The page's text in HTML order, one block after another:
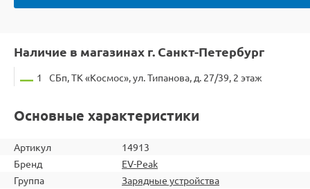
Наличие в магазинах г. Санкт-Петербург
1 СБп, ТК «Космос», ул. Типанова, д. 27/39, 2 этаж
Основные характеристики
Артикул
14913
Бренд
EV-Peak
Группа
Зарядные устройства